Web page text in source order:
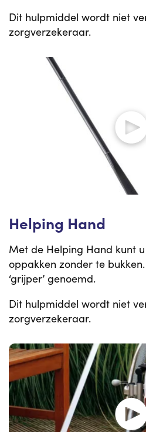
Dit hulpmiddel wordt niet
zorgverzekeraar.
Helping Hand
Met de Helping Hand kunt
oppakken zonder te
‘grijper’ genoemd.
Dit hulpmiddel wordt niet
zorgverzekeraar.